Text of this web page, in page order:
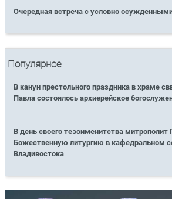
Очередная встреча с условно
Популярное
В канун престольного праздника в храме
Павла состоялось архиерейское
В день своего тезоименитства
Божественную литургию в кафедральном
Владивостока